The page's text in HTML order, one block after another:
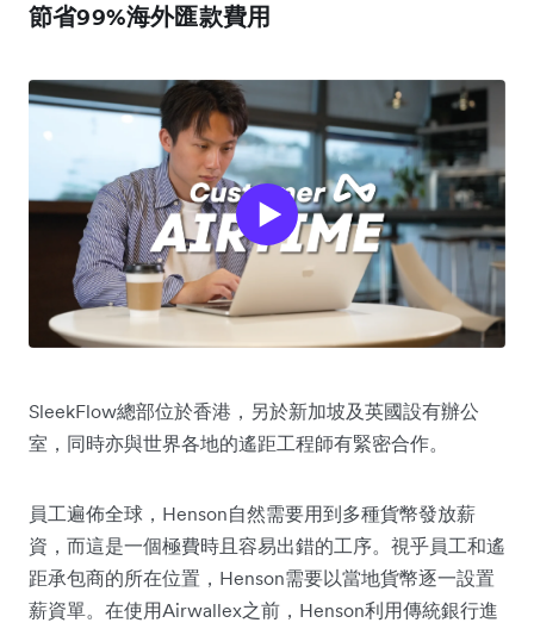
節省99%海外匯款費用
SleekFlow總部位於香港，另於新加坡及英國設有辦公
室，同時亦與世界各地的遙距工程師有緊密合作。
員工遍佈全球，Henson自然需要用到多種貨幣發放薪
資，而這是一個極費時且容易出錯的工序。視乎員工和遙
距承包商的所在位置，Henson需要以當地貨幣逐一設置
薪資單。在使用Airwallex之前，Henson利用傳統銀行進